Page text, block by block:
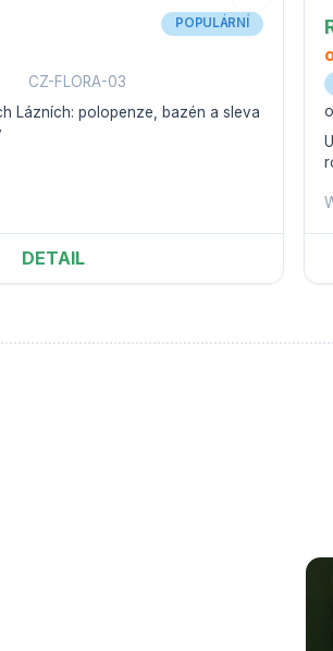
POPULÁRNÍ
CZ-FLORA-03
Lázních: polopenze, bazén a sleva
DETAIL